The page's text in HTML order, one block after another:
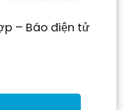
– Báo điện tử